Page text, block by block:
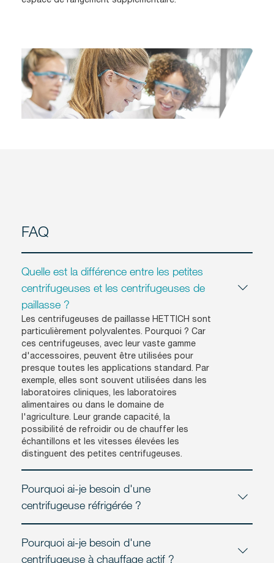
FAQ
Quelle est la différence entre les petites
centrifugeuses et les centrifugeuses de
paillasse ?
Les centrifugeuses de paillasse HETTICH sont
particulièrement polyvalentes. Pourquoi ? Car
ces centrifugeuses, avec leur vaste gamme
d'accessoires, peuvent être utilisées pour
presque toutes les applications standard. Par
exemple, elles sont souvent utilisées dans les
laboratoires cliniques, les laboratoires
alimentaires ou dans le domaine de
l'agriculture. Leur grande capacité, la
possibilité de refroidir ou de chauffer les
échantillons et les vitesses élevées les
distinguent des petites centrifugeuses.
Pourquoi ai-je besoin d'une
centrifugeuse réfrigérée ?
Pourquoi ai-je besoin d'une
centrifugeuse à chauffage actif ?